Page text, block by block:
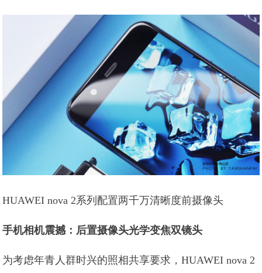
HUAWEI nova 2系列配置两千万清晰度前摄像头
手机相机震撼：后置摄像头光学变焦双镜头
为考虑年青人群时兴的照相共享要求，HUAWEI nova 2